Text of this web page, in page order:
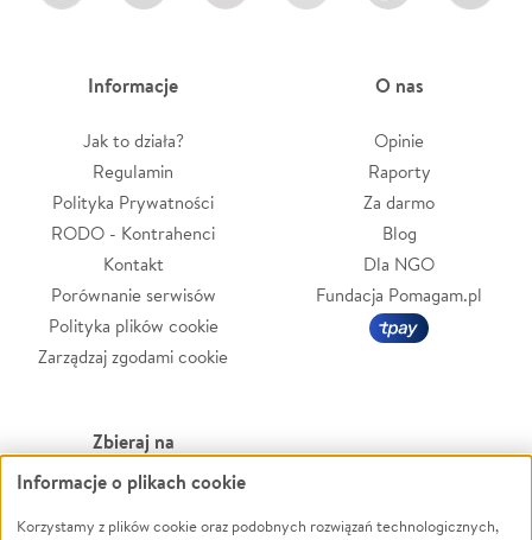
Informacje
Jak to działa?
Regulamin
Polityka Prywatności
RODO - Kontrahenci
Kontakt
Porównanie serwisów
Polityka plików cookie
Zarządzaj zgodami cookie
O nas
Opinie
Raporty
Za darmo
Blog
Dla NGO
Fundacja Pomagam.pl
Zbieraj na
Leczenie
Zwierzęta
Powódź
Informacje o plikach cookie
Korzystamy z plików cookie oraz podobnych rozwiązań technologicznych,